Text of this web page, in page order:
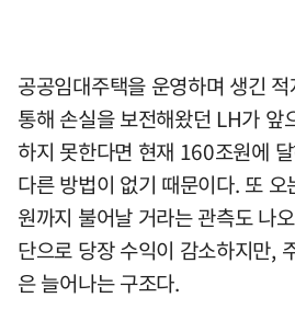
공공임대주택을 운영하며 생긴
통해 손실을 보전해왔던 LH가 앞
하지 못한다면 현재 160조원에
다른 방법이 없기 때문이다. 또
원까지 불어날 거라는 관측도 나
단으로 당장 수익이 감소하지만,
은 늘어나는 구조다.